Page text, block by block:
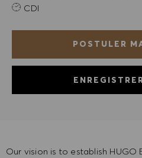
CDI
POSTULER
Our vision is to establish HUGO